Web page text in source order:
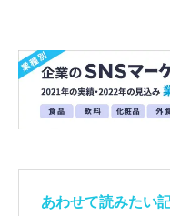
あわせて読みたい